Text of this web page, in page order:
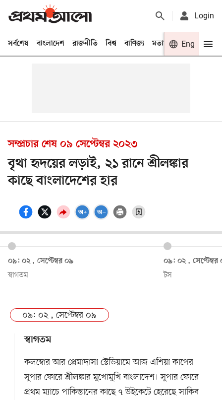
Login
সর্বশেষ বাংলাদেশ রাজনীতি বিশ্ব বাণিজ্য মতামত খেলা
Eng
সম্প্রচার শেষ ০৯ সেপ্টেম্বর ২০২৩
বৃথা হৃদয়ের লড়াই, ২১ রানে শ্রীলঙ্কার
কাছে বাংলাদেশের হার
০৯: ০২ , সেপ্টেম্বর ০৯
স্বাগতম
০৯: ০২ , সেপ্টেম্বর
টস
০৯: ০২ , সেপ্টেম্বর ০৯
স্বাগতম
কলম্বোর আর প্রেমাদাসা স্টেডিয়ামে আজ এশিয়া কাপের
সুপার ফোরে শ্রীলঙ্কার মুখোমুখি বাংলাদেশ। সুপার ফোরে
প্রথম ম্যাচে পাকিস্তানের কাছে ৭ উইকেটে হেরেছে সাকিব